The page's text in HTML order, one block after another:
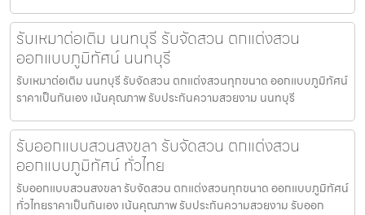
รับเหมาต่อเติม นนทบุรี รับจัดสวน ตกแต่งสวน
ออกแบบภูมิทัศน์ นนทบุรี
รับเหมาต่อเติม นนทบุรี รับจัดสวน ตกแต่งสวนทุกขนาด ออกแบบภูมิทัศน์
ราคาเป็นกันเอง เน้นคุณภาพ รับประกันความสวยงาม นนทบุรี
รับออกแบบสวนสงขลา รับจัดสวน ตกแต่งสวน
ออกแบบภูมิทัศน์ ทั่วไทย
รับออกแบบสวนสงขลา รับจัดสวน ตกแต่งสวนทุกขนาด ออกแบบภูมิทัศน์
ทั่วไทยราคาเป็นกันเอง เน้นคุณภาพ รับประกันความสวยงาม รับออก